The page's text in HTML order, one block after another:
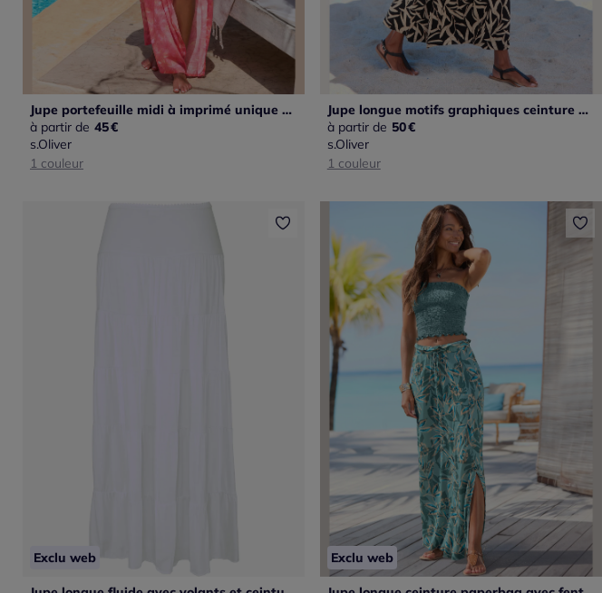
Jupe portefeuille midi à imprimé unique et réglable
à partir de 45€
s.Oliver
1 couleur
Jupe longue motifs graphiques ceinture élastique confortable fentes côtés
à partir de 50€
s.Oliver
1 couleur
Exclu web Exclu web